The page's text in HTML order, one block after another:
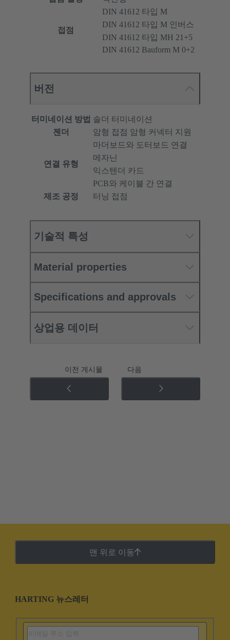
접점
DIN 41612 타입 M
DIN 41612 타입 M 인버스
DIN 41612 타입 MH 21+5
DIN 41612 Bauform M 0+2
버전
터미네이션 방법 솔더 터미네이션
젠더
암형 접점 암형 커넥터 지원
연결 유형
마더보드와 도터보드 연결
메자닌
익스텐더 카드
PCB와 케이블 간 연결
제조 공정
터닝 접점
기술적 특성
Material properties
Specifications and approvals
상업용 데이터
이전 게시물 다음
맨 위로 이동
HARTING 뉴스레터